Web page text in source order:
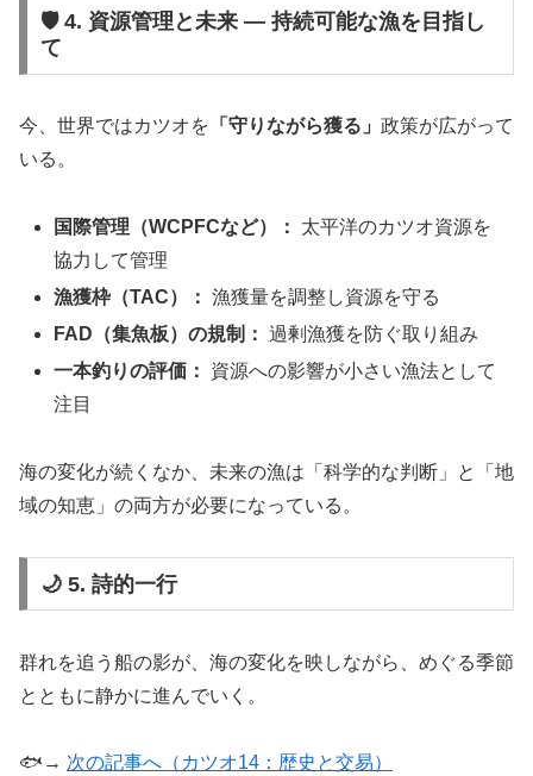
🛡️ 4. 資源管理と未来 ― 持続可能な漁を目指し
て
今、世界ではカツオを 「守りながら獲る」 政策が広がって
いる。
国際管理（WCPFCなど）：
太平洋のカツオ資源を
協力して管理
漁獲枠（TAC）： 漁獲量を調整し資源を守る
FAD（集魚板）の規制： 過剰漁獲を防ぐ取り組み
一本釣りの評価：
資源への影響が小さい漁法として
注目
海の変化が続くなか、未来の漁は「科学的な判断」と「地
域の知恵」の両方が必要になっている。
🌙 5. 詩的一行
群れを追う船の影が、海の変化を映しながら、めぐる季節
とともに静かに進んでいく。
🐟→ 次の記事へ（カツオ14：歴史と交易）